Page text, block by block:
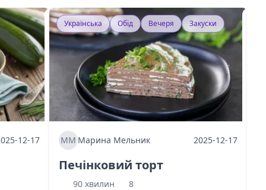
12-17
Українська Обід Вечеря Закуски
МММарина Мельник 2025-12-17
Печінковий торт
90 хвилин
8